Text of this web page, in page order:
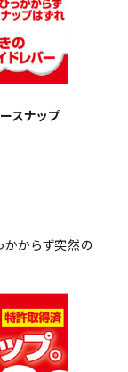
スナップ
かからず突然の